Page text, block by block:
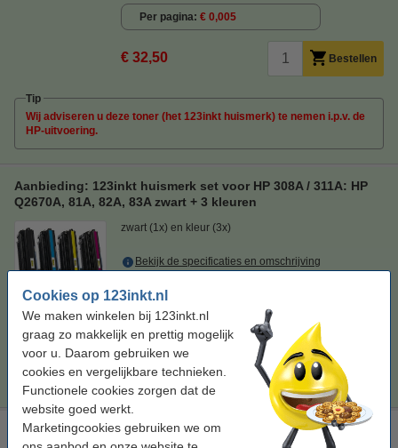
Cookies op 123inkt.nl
We maken winkelen bij 123inkt.nl
graag zo makkelijk en prettig mogelijk
voor u. Daarom gebruiken we
cookies en vergelijkbare technieken.
Functionele cookies zorgen dat de
website goed werkt.
Marketingcookies gebruiken we om
Per pagina € 0,005
€ 32,50 Bestellen
Tip
Wij adviseren u deze toner (het 123inkt huismerk) te nemen i.p.v. de
HP-uitvoering.
Aanbieding: 123inkt huismerk set voor HP 308A / 311A: HP
Q2670A, 81A, 82A, 83A zwart + 3 kleuren
zwart (1x) en kleur (3x)
Bekijk de specificaties en omschrijving
Morgen in huis
Per pagina
€ 127,50 Bestellen
Laserprinter reinigingsdoek